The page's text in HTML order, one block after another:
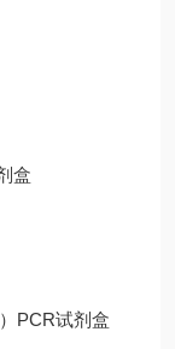
盒
PCR试剂盒